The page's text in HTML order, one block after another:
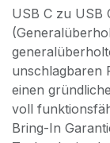
USB C zu USB
unschlagbaren
einen
voll
Bring-In